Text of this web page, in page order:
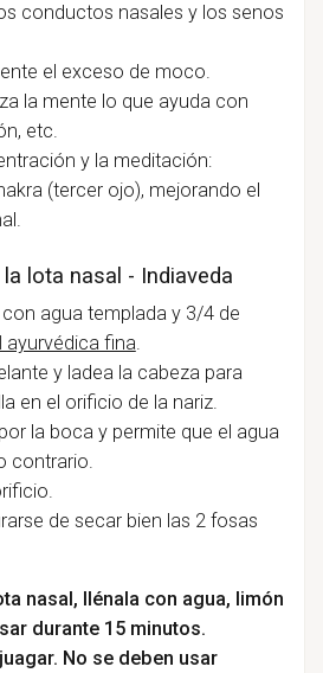
conductos nasales y los senos
el exceso de moco.
la mente lo que ayuda con
etc.
y la meditación:
(tercer ojo), mejorando el
lota nasal - Indiaveda
agua templada y 3/4 de
ayurvédica fina.
y ladea la cabeza para
en el orificio de la nariz.
la boca y permite que el agua
contrario.
de secar bien las 2 fosas
nasal, llénala con agua, limón
durante 15 minutos.
No se deben usar